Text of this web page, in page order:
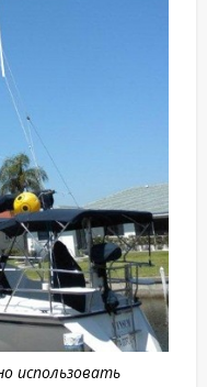
использовать